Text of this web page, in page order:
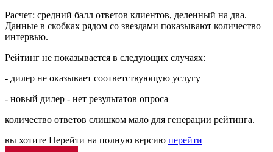
Расчет: средний балл ответов клиентов, деленный на два.
Данные в скобках рядом со звездами показывают количество
интервью.
Рейтинг не показывается в следующих случаях:
- дилер не оказывает соответствующую услугу
- новый дилер - нет результатов опроса
количество ответов слишком мало для генерации рейтинга.
вы хотите Перейти на полную версию перейти